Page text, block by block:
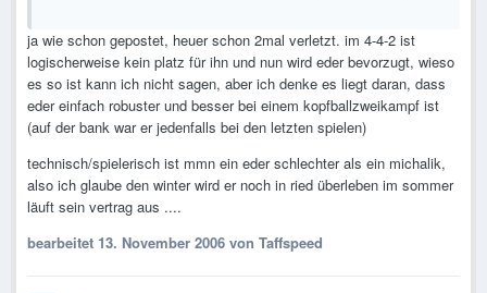
ja wie schon gepostet, heuer schon 2mal verletzt. im 4-4-2 ist
logischerweise kein platz für ihn und nun wird eder bevorzugt, wieso
es so ist kann ich nicht sagen, aber ich denke es liegt daran, dass
eder einfach robuster und besser bei einem kopfballzweikampf ist
(auf der bank war er jedenfalls bei den letzten spielen)
technisch/spielerisch ist mmn ein eder schlechter als ein michalik,
also ich glaube den winter wird er noch in ried überleben im sommer
läuft sein vertrag aus ....
bearbeitet 13. November 2006 von Taffspeed